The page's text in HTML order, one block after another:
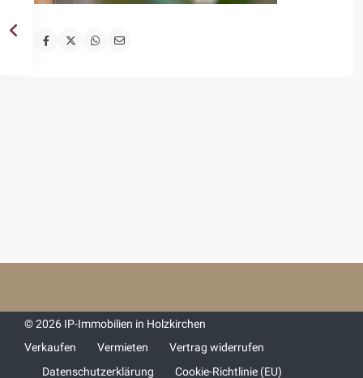
© 2026 IP-Immobilien in Holzkirchen
Verkaufen
Vermieten
Vertrag widerrufen
Datenschutzerklärung
Cookie-Richtlinie (EU)